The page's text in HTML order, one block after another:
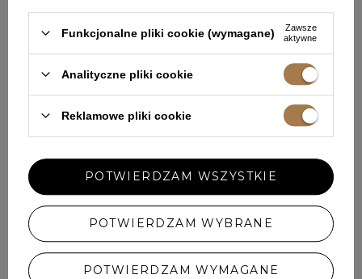
Funkcjonalne pliki cookie (wymagane)
Zawsze
aktywne
Analityczne pliki cookie
Reklamowe pliki cookie
POTWIERDZAM WYBRANE
POTWIERDZAM WYMAGANE
POTWIERDZAM WSZYSTKIE